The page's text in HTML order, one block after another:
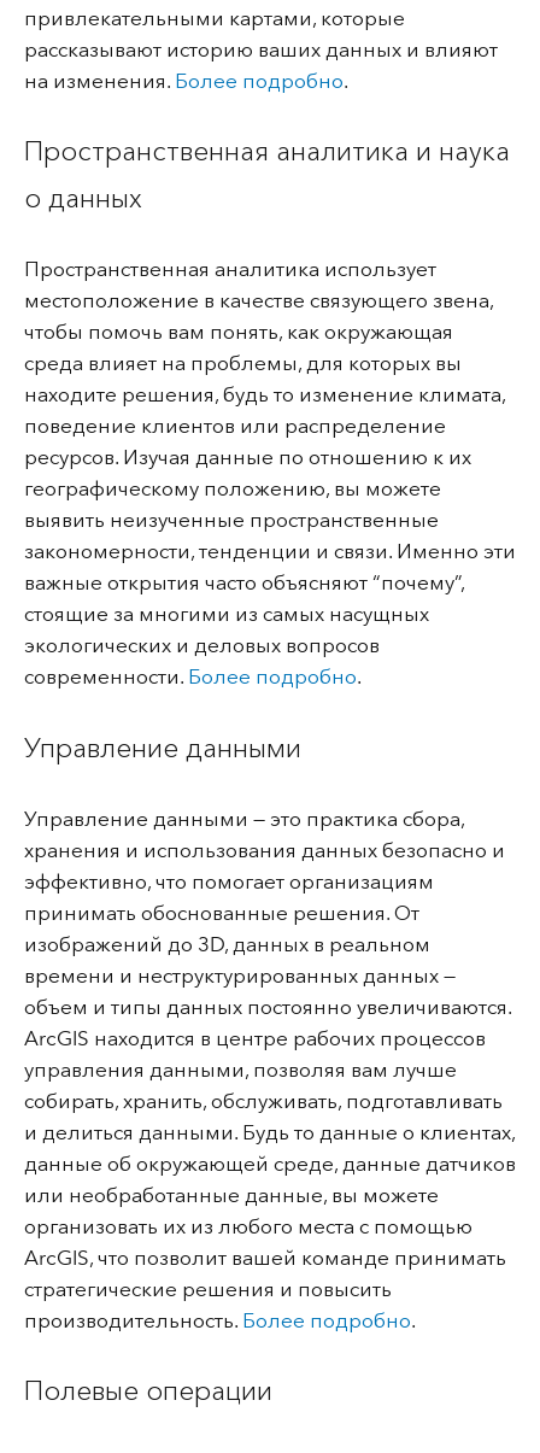
привлекательными картами, которые
рассказывают историю ваших данных и влияют
на изменения. Более подробно.
Пространственная аналитика и наука
о данных
Пространственная аналитика использует
местоположение в качестве связующего звена,
чтобы помочь вам понять, как окружающая
среда влияет на проблемы, для которых вы
находите решения, будь то изменение климата,
поведение клиентов или распределение
ресурсов. Изучая данные по отношению к их
географическому положению, вы можете
выявить неизученные пространственные
закономерности, тенденции и связи. Именно эти
важные открытия часто объясняют “почему”,
стоящие за многими из самых насущных
экологических и деловых вопросов
современности. Более подробно.
Управление данными
Управление данными — это практика сбора,
хранения и использования данных безопасно и
эффективно, что помогает организациям
принимать обоснованные решения. От
изображений до 3D, данных в реальном
времени и неструктурированных данных —
объем и типы данных постоянно увеличиваются.
ArcGIS находится в центре рабочих процессов
управления данными, позволяя вам лучше
собирать, хранить, обслуживать, подготавливать
и делиться данными. Будь то данные о клиентах,
данные об окружающей среде, данные датчиков
или необработанные данные, вы можете
организовать их из любого места с помощью
ArcGIS, что позволит вашей команде принимать
стратегические решения и повысить
производительность. Более подробно.
Полевые операции